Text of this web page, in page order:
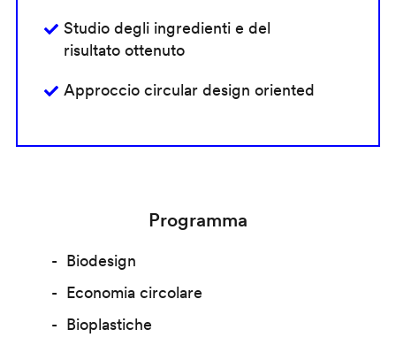
Studio degli ingredienti e del
risultato ottenuto
Approccio circular design oriented
Programma
Biodesign
Economia circolare
Bioplastiche